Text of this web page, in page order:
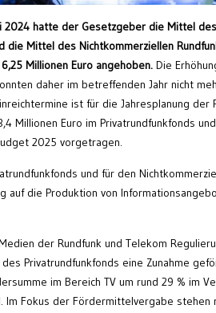
2024 hatte der Gesetzgeber die Mittel
die Mittel des Nichtkommerziellen
Millionen Euro angehoben. Die
daher im betreffenden Jahr nicht
ist für die Jahresplanung der
Millionen Euro im Privatrundfunkfonds
2025 vorgetragen.
und für den
auf die Produktion von
der Rundfunk und Telekom
Privatrundfunkfonds eine Zunahme
im Bereich TV um rund 29 % im
Im Fokus der Fördermittelvergabe stehen